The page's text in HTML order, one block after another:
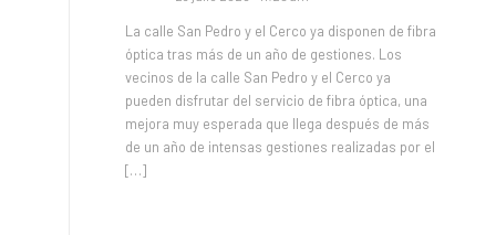
La calle San Pedro y el Cerco ya disponen de fibra
óptica tras más de un año de gestiones. Los
vecinos de la calle San Pedro y el Cerco ya
pueden disfrutar del servicio de fibra óptica, una
mejora muy esperada que llega después de más
de un año de intensas gestiones realizadas por el
[…]